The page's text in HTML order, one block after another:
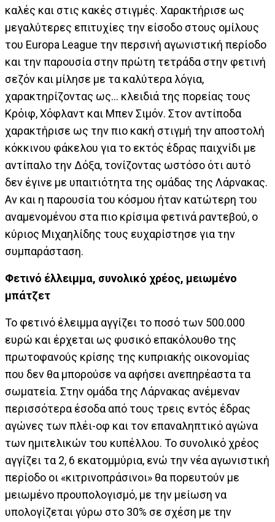
καλές και στις κακές στιγμές. Χαρακτήρισε ως
μεγαλύτερες επιτυχίες την είσοδο στους ομίλους
του Europa League την περσινή αγωνιστική περίοδο
και την παρουσία στην πρώτη τετράδα στην φετινή
σεζόν και μίλησε με τα καλύτερα λόγια,
χαρακτηρίζοντας ως... κλειδιά της πορείας τους
Κρόιφ, Χόφλαντ και Μπεν Σιμόν. Στον αντίποδα
χαρακτήρισε ως την πιο κακή στιγμή την αποστολή
κόκκινου φάκελου για το εκτός έδρας παιχνίδι με
αντίπαλο την Δόξα, τονίζοντας ωστόσο ότι αυτό
δεν έγινε με υπαιτιότητα της ομάδας της Λάρνακας.
Αν και η παρουσία του κόσμου ήταν κατώτερη του
αναμενομένου στα πιο κρίσιμα φετινά ραντεβού, ο
κύριος Μιχαηλίδης τους ευχαρίστησε για την
συμπαράσταση.
Φετινό έλλειμμα, συνολικό χρέος, μειωμένο
μπάτζετ
Το φετινό έλειμμα αγγίζει το ποσό των 500.000
ευρώ και έρχεται ως φυσικό επακόλουθο της
πρωτοφανούς κρίσης της κυπριακής οικονομίας
που δεν θα μπορούσε να αφήσει ανεπηρέαστα τα
σωματεία. Στην ομάδα της Λάρνακας ανέμεναν
περισσότερα έσοδα από τους τρεις εντός έδρας
αγώνες των πλέι-οφ και τον επαναληπτικό αγώνα
των ημιτελικών του κυπέλλου. Το συνολικό χρέος
αγγίζει τα 2, 6 εκατομμύρια, ενώ την νέα αγωνιστική
περίοδο οι «κιτρινοπράσινοι» θα πορευτούν με
μειωμένο προυπολογισμό, με την μείωση να
υπολογίζεται γύρω στο 30% σε σχέση με την